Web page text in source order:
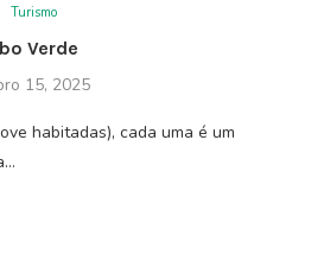
Turismo
Verde
15, 2025
habitadas), cada uma é um